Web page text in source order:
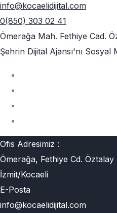
info@kocaelidijital.com
0(850) 303 02 41
Ömerağa Mah. Fethiye Cad.
Şehrin Dijital Ajansı'nı Sosyal
Ofis Adresimiz :
Ömerağa, Fethiye Cd. Öztalay
İzmit/Kocaeli
E-Posta
info@kocaelidijital.com